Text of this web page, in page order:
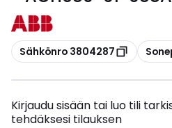
Kopioi
Sähkönro 3804287 Kopioi
Kirjaudu sisään tai luo tili
tehdäksesi tilauksen